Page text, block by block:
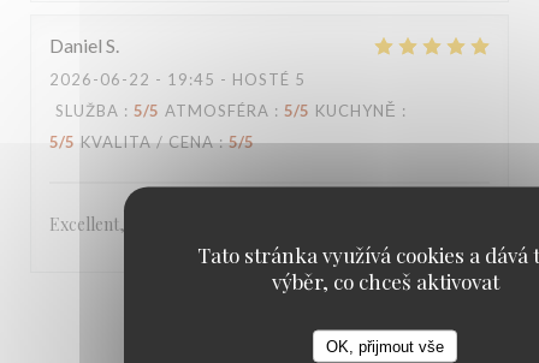
Tato stránka využívá cookies a dává
výběr, co chceš aktivovat
OK, přijmout vše
Daniel S
2026-06-22 - 19:45 - HOSTÉ 5
SLUŽBA : 5/5 ATMOSFÉRA : 5/5 KUCHYNĚ :
5/5 KVALITA / CENA: 5/5
Excellent,